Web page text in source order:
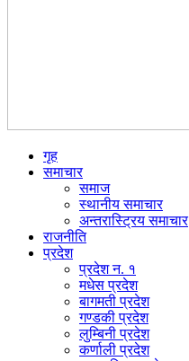
गृह
समाचार
समाज
स्थानीय समाचार
अन्तरास्ट्रिय समाचार
राजनीति
प्रदेश
प्रदेश न. १
मधेस प्रदेश
बागमती प्रदेश
गण्डकी प्रदेश
लुम्बिनी प्रदेश
कर्णाली प्रदेश